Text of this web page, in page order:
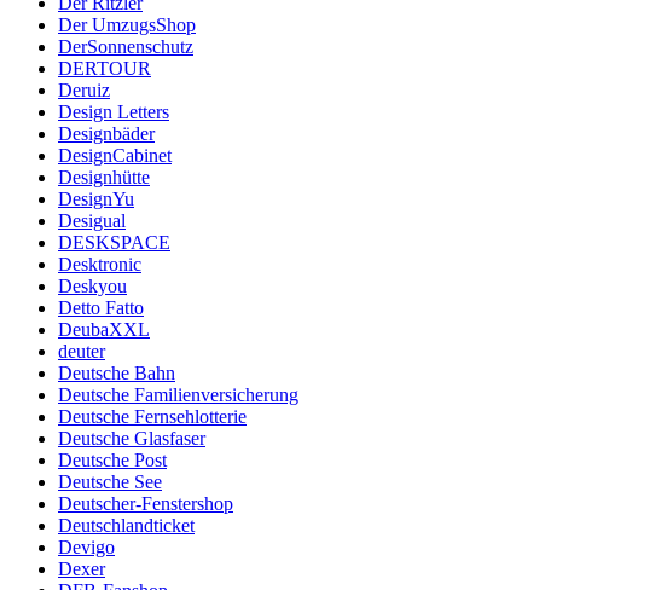
Der UmzugsShop
DerSonnenschutz
DERTOUR
Deruiz
Design Letters
Designbäder
DesignCabinet
Designhütte
DesignYu
Desigual
DESKSPACE
Desktronic
Deskyou
Detto Fatto
DeubaXXL
deuter
Deutsche Bahn
Deutsche Familienversicherung
Deutsche Fernsehlotterie
Deutsche Glasfaser
Deutsche Post
Deutsche See
Deutscher-Fenstershop
Deutschlandticket
Devigo
Dexer